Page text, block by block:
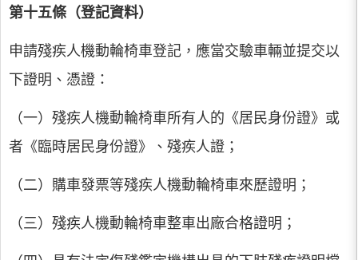
第十五條（登記資料）
申請殘疾人機動輪椅車登記，應當交驗車輛並提交以
下證明、憑證：
（一）殘疾人機動輪椅車所有人的《居民身份證》或
者《臨時居民身份證》、殘疾人證；
（二）購車發票等殘疾人機動輪椅車來歷證明；
（三）殘疾人機動輪椅車整車出廠合格證明；